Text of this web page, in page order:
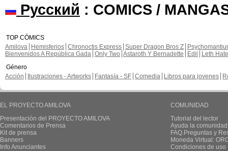
Русский : COMICS /
TOP CÓMICS
Amilova
Hemisferios Chronoctis Express Super Dragon Bros Z
Bienvenidos A República Gada Only Two Astaroth Y Bernadette Edil
Leth Hate
Género
Acción
Ilustraciones - Artworks Fantasía - SF Comedia Libros para jovenes
EL PROYECTO AMILOVA
Presentación del PROYECTO AMILOVA
Comentarios de Prensa
Kit de prensa
Banners
Info Anunciantes
COMUNIDAD
Tutorial del lector
Ayuda la
FAQ.Preguntas y
Moneda Virtual:
Condiciones de uso